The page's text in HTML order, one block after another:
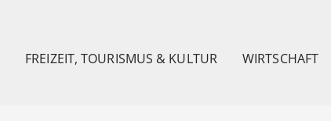
FREIZEIT, TOURISMUS & KULTUR WIRTSCHAFT